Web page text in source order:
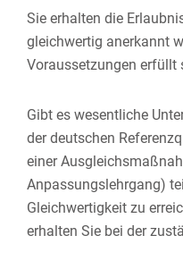
Sie erhalten die
gleichwertig anerkannt
Voraussetzungen erfüllt
Gibt es wesentliche
der deutschen
einer
Anpassungslehrgang)
Gleichwertigkeit zu
erhalten Sie bei der